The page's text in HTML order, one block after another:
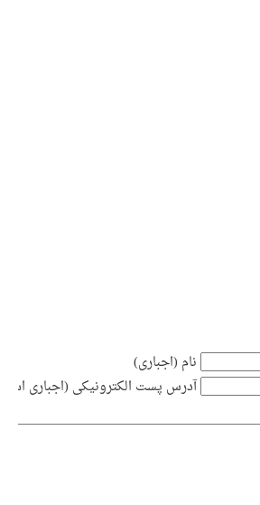
نام (اجباری)
آدرس پست الکترونیکی (اجباری است